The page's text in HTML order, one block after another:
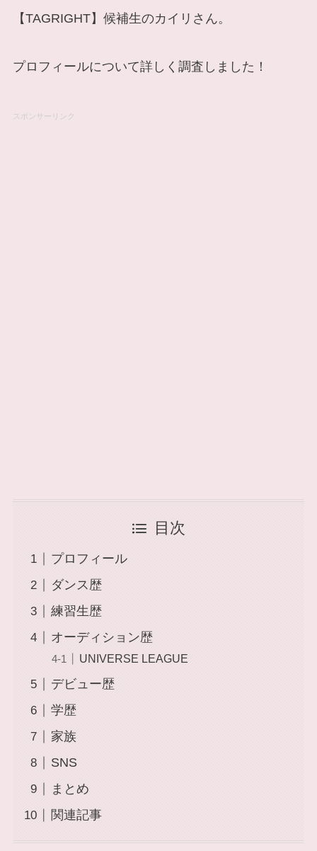
【TAGRIGHT】候補生のカイリさん。
プロフィールについて詳しく調査しました！
スポンサーリンク
目次
プロフィール
ダンス歴
練習生歴
オーディション歴
UNIVERSE LEAGUE
デビュー歴
学歴
家族
SNS
まとめ
関連記事